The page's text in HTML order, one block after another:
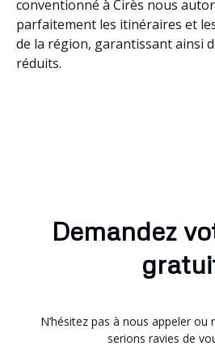
conventionné à Cirès nous
parfaitement les itinéraires et
de la région, garantissant ainsi
réduits.
Demandez
N’hésitez pas à nous appeler
serions ravies de